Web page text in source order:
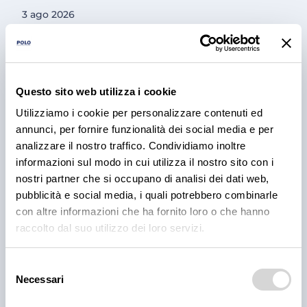
Questo sito web utilizza i cookie
Utilizziamo i cookie per personalizzare contenuti ed
annunci, per fornire funzionalità dei social media e per
analizzare il nostro traffico. Condividiamo inoltre
informazioni sul modo in cui utilizza il nostro sito con i
nostri partner che si occupano di analisi dei dati web,
pubblicità e social media, i quali potrebbero combinarle
con altre informazioni che ha fornito loro o che hanno
raccolto dal suo utilizzo dei loro servizi.
delNecessari
3 ago 2026
PRODOTTI
Cantina Valle Isarco:
responsabilità e amore per il
Cantina Valle Isarco è sinonimo di eccellenza: i vini